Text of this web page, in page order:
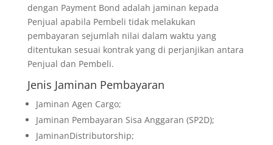
dengan Payment Bond adalah jaminan kepada
Penjual apabila Pembeli tidak melakukan
pembayaran sejumlah nilai dalam waktu yang
ditentukan sesuai kontrak yang di perjanjikan antara
Penjual dan Pembeli.
Jenis Jaminan Pembayaran
Jaminan Agen Cargo;
Jaminan Pembayaran Sisa Anggaran (SP2D);
JaminanDistributorship;